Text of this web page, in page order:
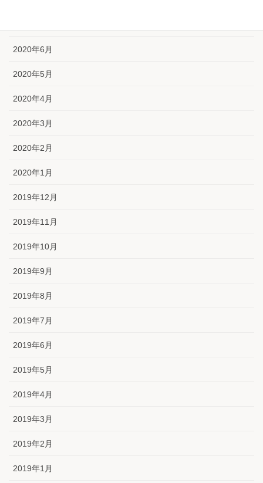
2020年6月
2020年5月
2020年4月
2020年3月
2020年2月
2020年1月
2019年12月
2019年11月
2019年10月
2019年9月
2019年8月
2019年7月
2019年6月
2019年5月
2019年4月
2019年3月
2019年2月
2019年1月